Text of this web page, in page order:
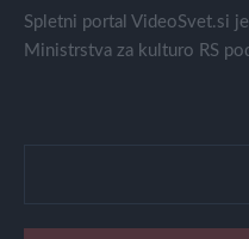
Spletni portal VideoSvet.si
Ministrstva za kulturo RS